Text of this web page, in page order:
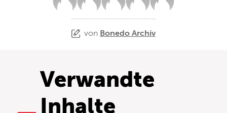
von Bonedo Archiv
Verwandte
Inhalte